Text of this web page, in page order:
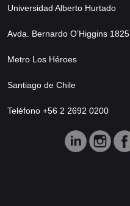
Universidad Alberto Hurtado
Avda. Bernardo O’Higgins 1825
Metro Los Héroes
Santiago de Chile
Teléfono +56 2 2692 0200